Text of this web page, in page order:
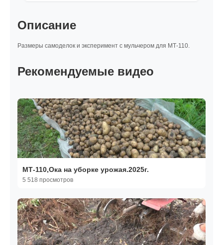
Описание
Размеры самоделок и эксперимент с мульчером для МТ-110.
Рекомендуемые видео
МТ-110,Ока на уборке урожая.2025г.
5 518 просмотров